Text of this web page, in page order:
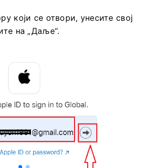
који се отвори, унесите свој
на „Даље“.